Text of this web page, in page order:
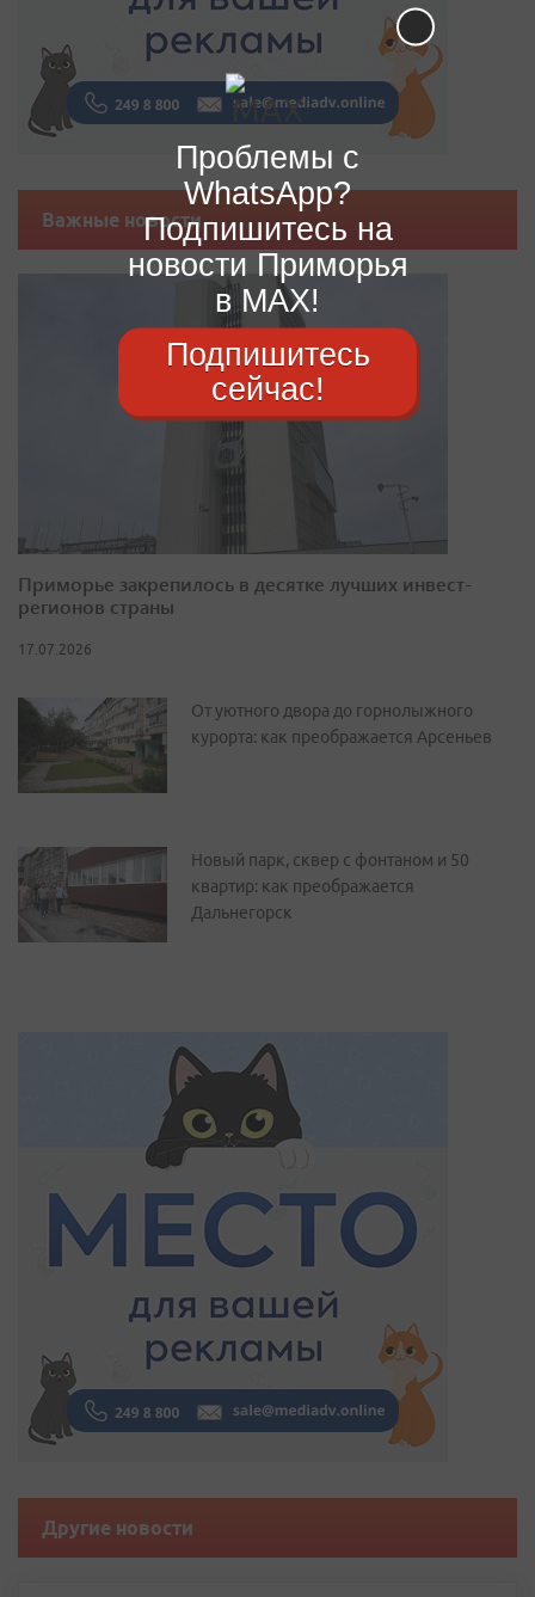
Важные новости
Приморье закрепилось в десятке лучших инвест-
регионов страны
17.07.2026
От уютного двора до горнолыжного
курорта: как преображается Арсеньев
Новый парк, сквер с фонтаном и 50
квартир: как преображается
Дальнегорск
Другие новости
Проблемы с
WhatsApp?
Подпишитесь на
новости Приморья
в MAX!
Подпишитесь
сейчас!